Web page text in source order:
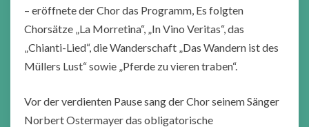
– eröffnete der Chor das Programm, Es folgten
Chorsätze „La Morretina“, „In Vino Veritas“, das
„Chianti-Lied“, die Wanderschaft „Das Wandern ist des
Müllers Lust“ sowie „Pferde zu vieren traben“.
Vor der verdienten Pause sang der Chor seinem Sänger
Norbert Ostermayer das obligatorische